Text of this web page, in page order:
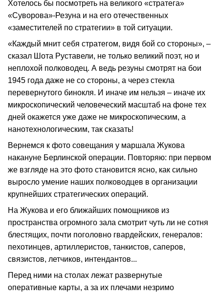
Хотелось бы посмотреть на великого «стратега»
«Суворова»-Резуна и на его отечественных
«заместителей по стратегии» в той ситуации.
«Каждый мнит себя стратегом, видя бой со стороны», –
сказал Шота Руставели, не только великий поэт, но и
неплохой полководец. А ведь резуны смотрят на бои
1945 года даже не со стороны, а через стекла
перевернутого бинокля. И иначе им нельзя – иначе их
микроскопический человеческий масштаб на фоне тех
дней окажется уже даже не микроскопическим, а
нанотехнологическим, так сказать!
Вернемся к фото совещания у маршала Жукова
накануне Берлинской операции. Повторяю: при первом
же взгляде на это фото становится ясно, как сильно
выросло умение наших полководцев в организации
крупнейших стратегических операций.
На Жукова и его ближайших помощников из
пространства огромного зала смотрит чуть ли не сотня
блестящих, почти поголовно гвардейских, генералов:
пехотинцев, артиллеристов, танкистов, саперов,
связистов, летчиков, интендантов...
Перед ними на столах лежат развернутые
оперативные карты, а за их плечами незримо